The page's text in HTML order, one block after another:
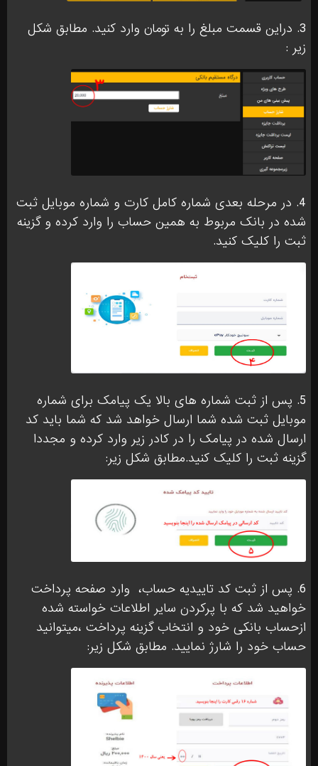
3. دراین قسمت مبلغ را به تومان وارد کنید. مطابق شکل
زیر :
4. در مرحله بعدی شماره کامل کارت و شماره موبایل ثبت
شده در بانک مربوط به همین حساب را وارد کرده و گزینه
ثبت را کلیک کنید.
5. پس از ثبت شماره های بالا یک پیامک برای شماره
موبایل ثبت شده شما ارسال خواهد شد که شما باید کد
ارسال شده در پیامک را در کادر زیر وارد کرده و مجددا
گزینه ثبت را کلیک کنید.مطابق شکل زیر:
6. پس از ثبت کد تاییدیه حساب،
وارد صفحه پرداخت
خواهید شد که با پرکردن سایر اطلاعات خواسته شده
ازحساب بانکی خود و انتخاب گزینه پرداخت ،میتوانید
حساب خود را شارژ نمایید. مطابق شکل زیر: